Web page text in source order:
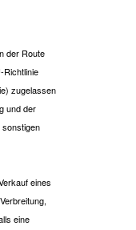
der Route
Richtlinie
zugelassen
und der
sonstigen
eines
eine